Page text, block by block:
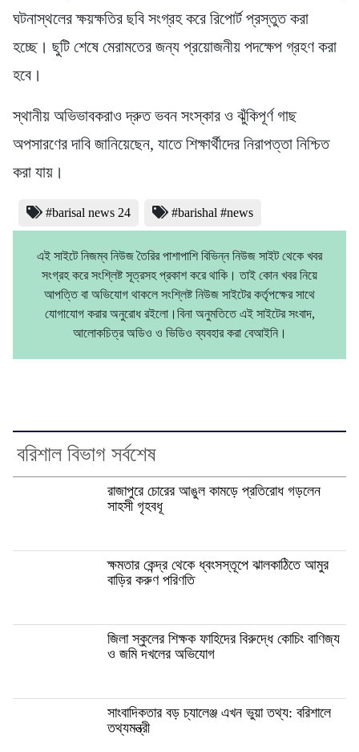
ঘটনাস্থলের ক্ষয়ক্ষতির ছবি সংগ্রহ করে রিপোর্ট প্রস্তুত করা
হচ্ছে। ছুটি শেষে মেরামতের জন্য প্রয়োজনীয় পদক্ষেপ গ্রহণ করা
হবে।
স্থানীয় অভিভাবকরাও দ্রুত ভবন সংস্কার ও ঝুঁকিপূর্ণ গাছ
অপসারণের দাবি জানিয়েছেন, যাতে শিক্ষার্থীদের নিরাপত্তা নিশ্চিত
করা যায়।
#barisal news 24 #barishal #news
এই সাইটে নিজম্ব নিউজ তৈরির পাশাপাশি বিভিন্ন নিউজ সাইট থেকে খবর
সংগ্রহ করে সংশ্লিষ্ট সূত্রসহ প্রকাশ করে থাকি। তাই কোন খবর নিয়ে
আপত্তি বা অভিযোগ থাকলে সংশ্লিষ্ট নিউজ সাইটের কর্তৃপক্ষের সাথে
যোগাযোগ করার অনুরোধ রইলো।বিনা অনুমতিতে এই সাইটের সংবাদ,
আলোকচিত্র অডিও ও ভিডিও ব্যবহার করা বেআইনি।
বরিশাল বিভাগ সর্বশেষ
রাজাপুরে চোরের আঙুল কামড়ে প্রতিরোধ গড়লেন
সাহসী গৃহবধূ
ক্ষমতার কেন্দ্র থেকে ধ্বংসস্তূপে ঝালকাঠিতে আমুর
বাড়ির করুণ পরিণতি
জিলা স্কুলের শিক্ষক ফাহিদের বিরুদ্ধে কোচিং বাণিজ্য
ও জমি দখলের অভিযোগ
সাংবাদিকতার বড় চ্যালেঞ্জ এখন ভুয়া তথ্য: বরিশালে
তথ্যমন্ত্রী